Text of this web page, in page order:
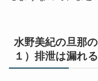
水野美紀の旦那
１）排泄は漏れ